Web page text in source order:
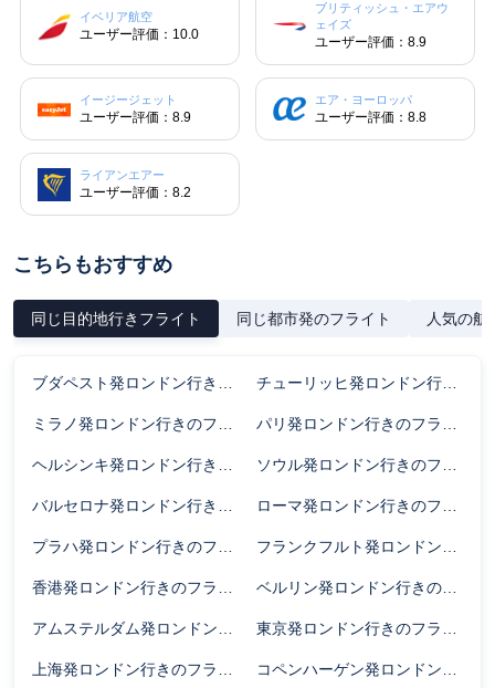
イベリア航空
ユーザー評価：10.0
ブリティッシュ・エアウ
ェイズ
ユーザー評価：8.9
イージージェット
ユーザー評価：8.9
エア・ヨーロッパ
ユーザー評価：8.8
ライアンエアー
ユーザー評価：8.2
こちらもおすすめ
同じ目的地行きフライト 同じ都市発のフライト 人気の航